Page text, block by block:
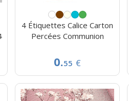
4 Étiquettes Calice Carton
Percées Communion
0.55 €